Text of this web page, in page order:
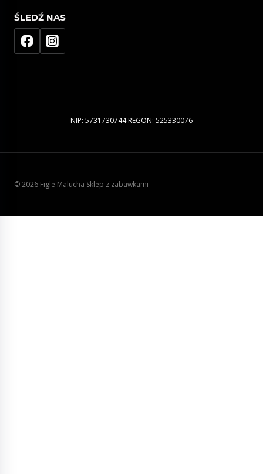
ŚLEDŹ NAS
NIP: 5731730744 REGON: 525330076
© 2026 Figle Malucha Sklep z zabawkami